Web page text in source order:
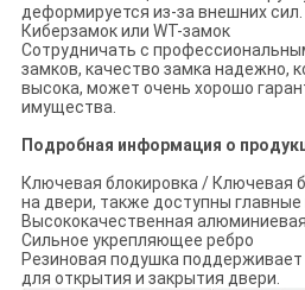
деформируется из-за внешних сил.
Киберзамок или WT-замок
Сотрудничать с
замков, качество замка надежно,
высока, может очень хорошо
имущества.
Подробная информация о
Ключевая блокировка / Ключевая
на двери, также доступны
Высококачественная
Сильное укрепляющее ребро
Резиновая подушка поддерживает
для открытия и закрытия двери.